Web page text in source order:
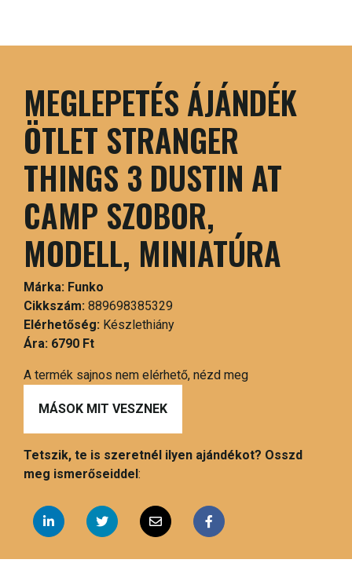
MEGLEPETÉS ÁJÁNDÉK
ÖTLET STRANGER
THINGS 3 DUSTIN AT
CAMP SZOBOR,
MODELL, MINIATÚRA
Márka: Funko
Cikkszám: 889698385329
Elérhetőség: Készlethiány
Ára: 6790 Ft
A termék sajnos nem elérhető, nézd meg
MÁSOK MIT VESZNEK
Tetszik, te is szeretnél ilyen ajándékot? Osszd
meg ismerőseiddel: